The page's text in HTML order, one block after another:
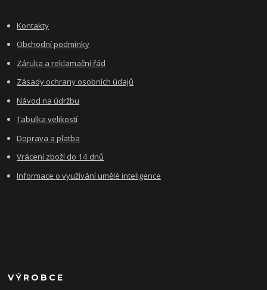
Kontakty
Obchodní podmínky
Záruka a reklamační řád
Zásady ochrany osobních údajů
Návod na údržbu
Tabulka velikostí
Doprava a platba
Vrácení zboží do 14 dnů
Informace o využívání umělé inteligence
VÝROBCE